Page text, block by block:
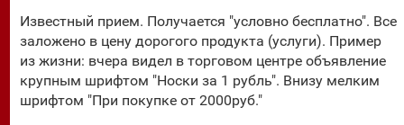
Известный прием. Получается "условно бесплатно". Все
заложено в цену дорогого продукта (услуги). Пример
из жизни: вчера видел в торговом центре объявление
крупным шрифтом "Носки за 1 рубль". Внизу мелким
шрифтом "При покупке от 2000руб."